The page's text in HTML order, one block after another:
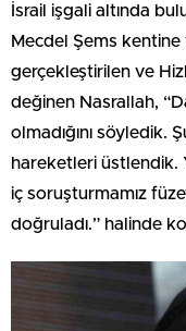
İsrail işgali altında
Mecdel Şems kentine
gerçekleştirilen ve
değinen Nasrallah,
olmadığını söyledik.
hareketleri üstlendik.
iç soruşturmamız
doğruladı.” halinde